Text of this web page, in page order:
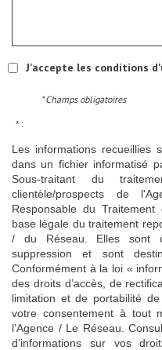
J'accepte les conditions
* Champs obligatoires
* :
Les informations recueillies
dans un fichier informatisé
Sous-traitant du
clientèle/prospects de
Responsable du
base légale du traitement
/ du Réseau. Elles sont
suppression et sont
Conformément à la loi «
des droits d’accès, de
limitation et de portabilité
votre consentement à tout
l’Agence / Le Réseau.
d’informations sur vos